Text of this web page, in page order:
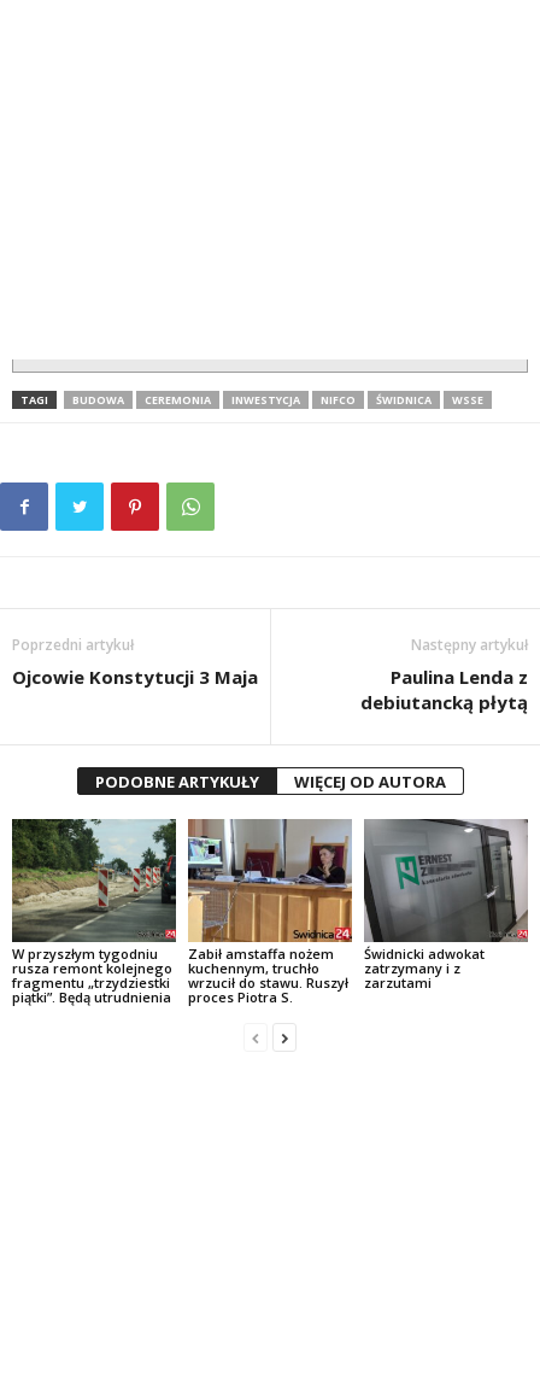
TAGI BUDOWA CEREMONIA INWESTYCJA NIFCO ŚWIDNICA WSSE
Poprzedni artykuł
Ojcowie Konstytucji 3 Maja
Następny artykuł
Paulina Lenda z
debiutancką płytą
PODOBNE ARTYKUŁY WIĘCEJ OD AUTORA
W przyszłym tygodniu
rusza remont kolejnego
fragmentu „trzydziestki
piątki”. Będą utrudnienia
Zabił amstaffa nożem
kuchennym, truchło
wrzucił do stawu. Ruszył
proces Piotra S.
Świdnicki adwokat
zatrzymany i z
zarzutami